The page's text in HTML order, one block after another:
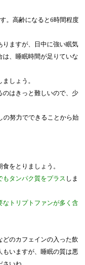
。高齢になると6時間程度
りますが、日中に強い眠気
は、睡眠時間が足りていな
しょう。
のはきっと難しいので、少
の努力でできることから始
をとりましょう。
もタンパク質をプラス しま
なトリプトファンが多く含
のカフェインの入った飲
もいますが、睡眠の質は悪